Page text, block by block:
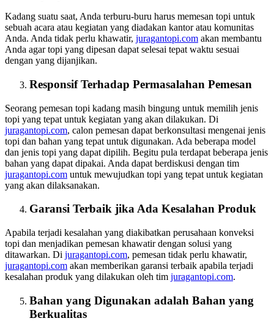
Kadang suatu saat, Anda terburu-buru harus memesan topi untuk
sebuah acara atau kegiatan yang diadakan kantor atau komunitas
Anda. Anda tidak perlu khawatir, juragantopi.com akan membantu
Anda agar topi yang dipesan dapat selesai tepat waktu sesuai
dengan yang dijanjikan.
Responsif Terhadap Permasalahan Pemesan
Seorang pemesan topi kadang masih bingung untuk memilih jenis
topi yang tepat untuk kegiatan yang akan dilakukan. Di
juragantopi.com, calon pemesan dapat berkonsultasi mengenai jenis
topi dan bahan yang tepat untuk digunakan. Ada beberapa model
dan jenis topi yang dapat dipilih. Begitu pula terdapat beberapa jenis
bahan yang dapat dipakai. Anda dapat berdiskusi dengan tim
juragantopi.com untuk mewujudkan topi yang tepat untuk kegiatan
yang akan dilaksanakan.
Garansi Terbaik jika Ada Kesalahan Produk
Apabila terjadi kesalahan yang diakibatkan perusahaan konveksi
topi dan menjadikan pemesan khawatir dengan solusi yang
ditawarkan. Di juragantopi.com, pemesan tidak perlu khawatir,
juragantopi.com akan memberikan garansi terbaik apabila terjadi
kesalahan produk yang dilakukan oleh tim juragantopi.com.
Bahan yang Digunakan adalah Bahan yang
Berkualitas